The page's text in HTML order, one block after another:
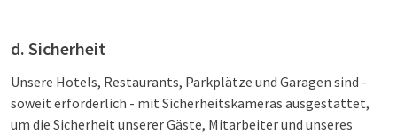
d. Sicherheit
Unsere Hotels, Restaurants, Parkplätze und Garagen sind -
soweit erforderlich - mit Sicherheitskameras ausgestattet,
um die Sicherheit unserer Gäste, Mitarbeiter und unseres